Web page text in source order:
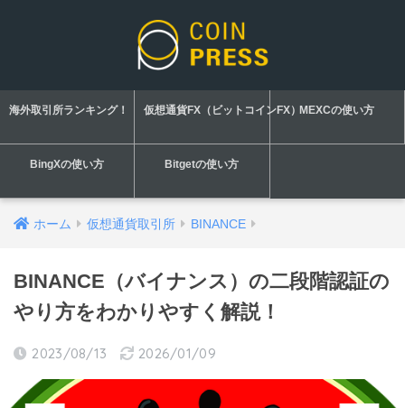
海外取引所ランキング！ 仮想通貨FX（ビットコインFX）MEXCの使い方
BingXの使い方 Bitgetの使い方
ホーム 仮想通貨取引所 BINANCE
BINANCE（バイナンス）の二段階認証の
やり方をわかりやすく解説！
2023/08/13 2026/01/09